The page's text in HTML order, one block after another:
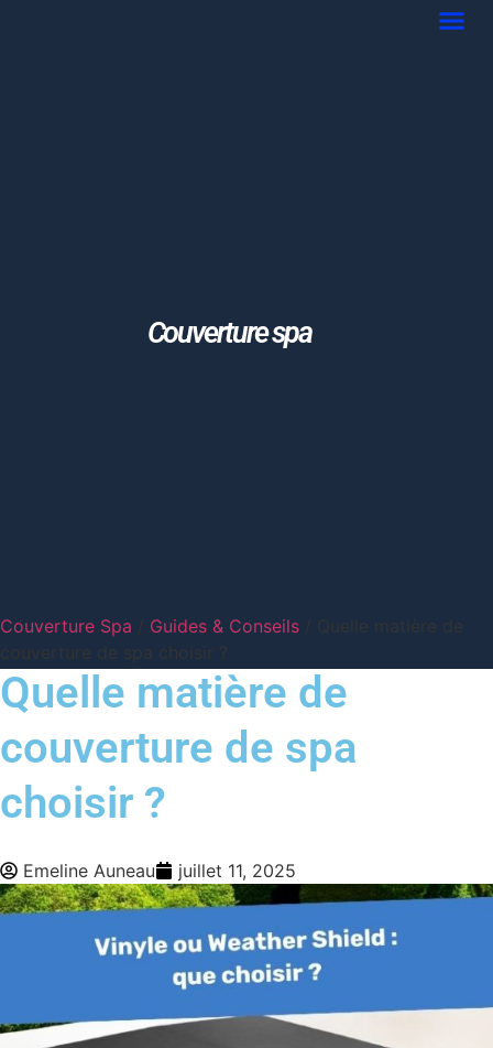
Couverture spa
Couverture Spa Guides & Conseils / Quelle matière de
couverture de spa choisir ?
Quelle matière de
couverture de spa
choisir ?
Emeline Auneau juillet 11, 2025